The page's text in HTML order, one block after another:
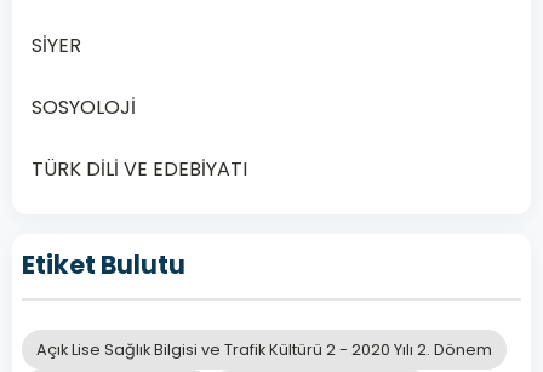
sonucunda
çıkan
Bu
bilimlerden
hangisine
aittir?
SİYER
SOSYOLOJİ
TÜRK DİLİ VE EDEBİYATI
Etiket Bulutu
Açık Lise Sağlık Bilgisi ve Trafik Kültürü 2 - 2020 Yılı 2. Dönem